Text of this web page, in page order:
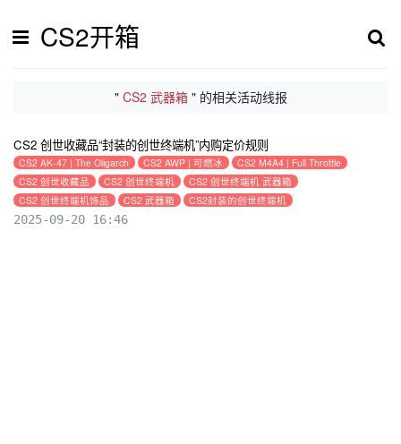
CS2开箱
"CS2 武器箱 " 的相关活动线报
CS2 创世收藏品“封装的创世终端机”内购定价规则
CS2 AK-47 | The Oligarch CS2 AWP | 可燃冰
CS2 M4A4 | Full Throttle
CS2 创世收藏品
CS2 创世终端机
CS2 创世终端机 武器箱
CS2 创世终端机饰品
CS2 武器箱 CS2封装的创世终端机
2025-09-20 16:46